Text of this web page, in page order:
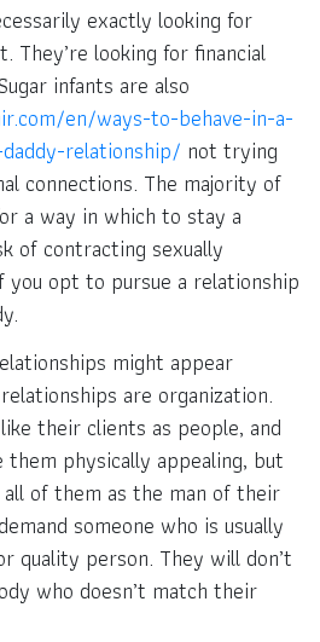
exactly looking for
looking for financial
infants are also
en/ways-to-behave-in-a-
relationship/ not trying
connections. The majority of
a way in which to stay a
of contracting sexually
opt to pursue a relationship
might appear
are organization.
their clients as people, and
physically appealing, but
of them as the man of their
someone who is usually
quality person. They will don’t
who doesn’t match their